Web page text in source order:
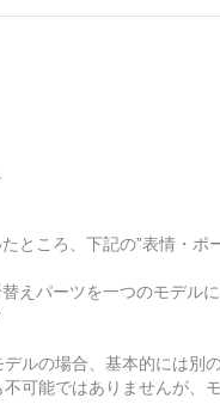
ところ、下記の”表情・
えパーツを一つのモデル
ルの場合、基本的には別
可能ではありませんが